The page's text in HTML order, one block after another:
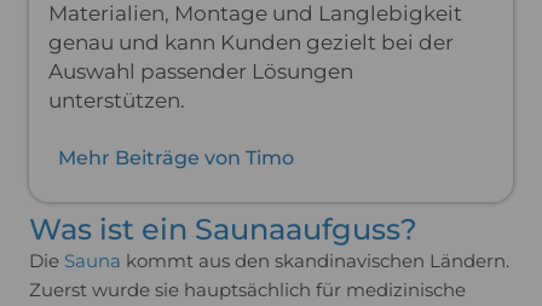
Materialien, Montage und Langlebigkeit
genau und kann Kunden gezielt bei der
Auswahl passender Lösungen
unterstützen.
Mehr Beiträge von Timo
Was ist ein Saunaaufguss?
Die Sauna kommt aus den skandinavischen Ländern.
Zuerst wurde sie hauptsächlich für medizinische